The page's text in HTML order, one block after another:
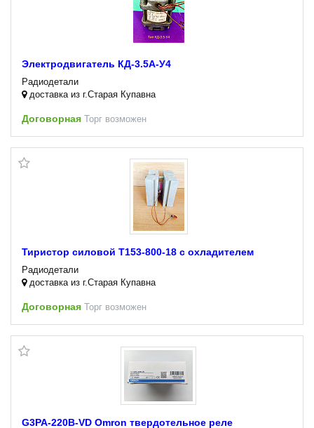
Электродвигатель КД-3.5А-У4
Радиодетали
доставка из г.Старая Купавна
Договорная Торг возможен
Тиристор силовой Т153-800-18 с охладителем
Радиодетали
доставка из г.Старая Купавна
Договорная Торг возможен
G3PA-220B-VD Omron твердотельное реле